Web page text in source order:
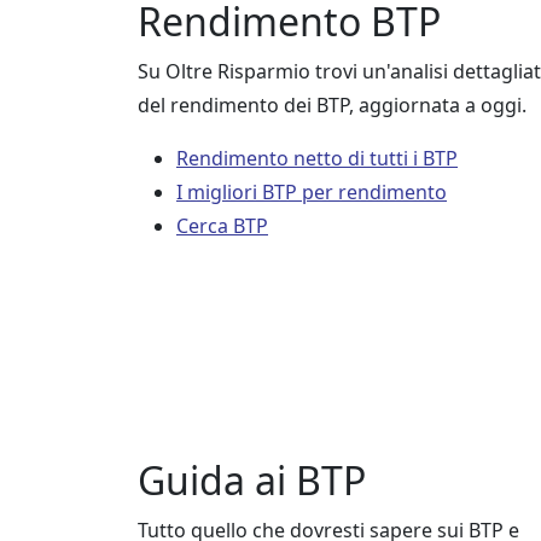
Rendimento BTP
Su Oltre Risparmio trovi un'analisi
del rendimento dei BTP, aggiornata a oggi.
Rendimento netto di tutti i BTP
I migliori BTP per rendimento
Cerca BTP
Guida ai BTP
Tutto quello che dovresti sapere sui BTP e